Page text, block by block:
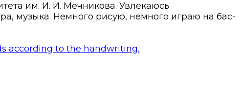
им. И. И. Мечникова. Увлекаюсь
музыка. Немного рисую, немного играю на бас-
according to the handwriting.